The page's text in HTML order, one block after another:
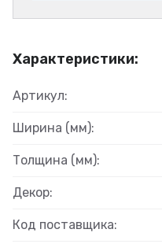
Характеристики:
Артикул:
Ширина (мм):
Толщина (мм):
Декор:
Код поставщика: